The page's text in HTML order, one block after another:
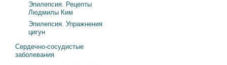
Эпилепсия. Рецепты
Людмилы Ким
Эпилепсия. Упражнения
цигун
Сердечно-сосудистые
заболевания